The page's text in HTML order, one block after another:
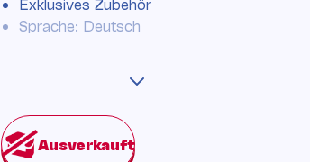
Sprache: Deutsch